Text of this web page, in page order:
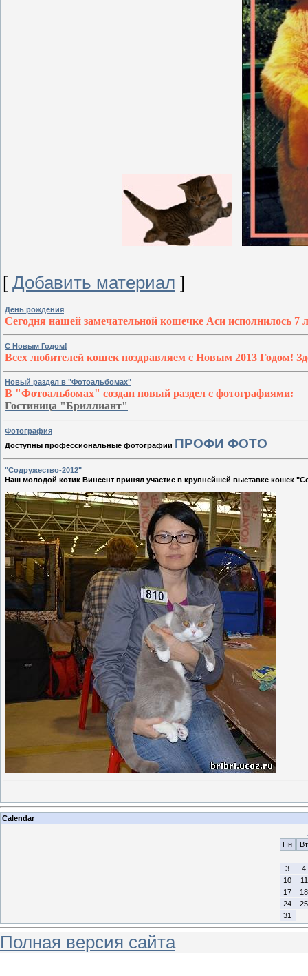
[ Добавить материал ]
День рождения
Сегодня нашей замечательной кошечке Аси исполнилось 7
С Новым Годом!
Всех любителей кошек поздравляем с Новым 2013 Годом!
Новый раздел в "Фотоальбомах"
В "Фотоальбомах" создан новый раздел с фотографиями:
Гостиница "Бриллиант"
Фотография
Доступны профессиональные фотографии ПРОФИ ФОТО
"Содружество-2012"
Наш молодой котик Винсент принял участие в крупнейшей выставке кошек
Calendar
Пн
Вт
3
4
10
11
17
18
24
25
31
Полная версия сайта